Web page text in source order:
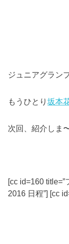
ジュニアグラン
もうひとり坂本
次回、紹介しま
[cc id=160
2016 日程”] [cc